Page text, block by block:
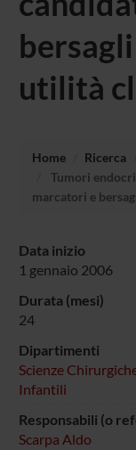
utilità
Home Ricerca
Tumori
marcatori e
Data inizio
1 gennaio 2006
Durata (mesi)
24
Dipartimenti
Scienze
Infantili
Responsabili (o
Scarpa Aldo